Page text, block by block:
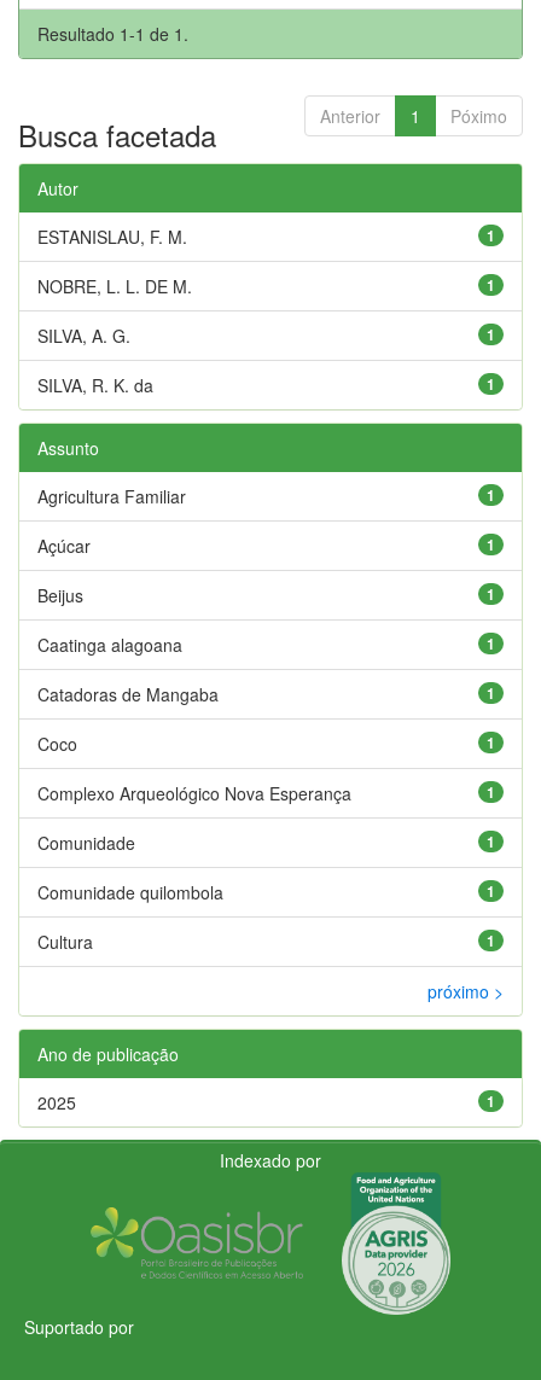
Resultado 1-1 de 1.
Anterior 1 Póximo
Busca facetada
Autor
1
ESTANISLAU, F. M.
1
NOBRE, L. L. DE M.
1
SILVA, A. G.
1
SILVA, R. K. da
Assunto
1
Agricultura Familiar
1
Açúcar
1
Beijus
1
Caatinga alagoana
1
Catadoras de Mangaba
1
Coco
1
Complexo Arqueológico Nova Esperança
1
Comunidade
1
Comunidade quilombola
1
Cultura
próximo >
Ano de publicação
1
2025
Indexado por
Suportado por